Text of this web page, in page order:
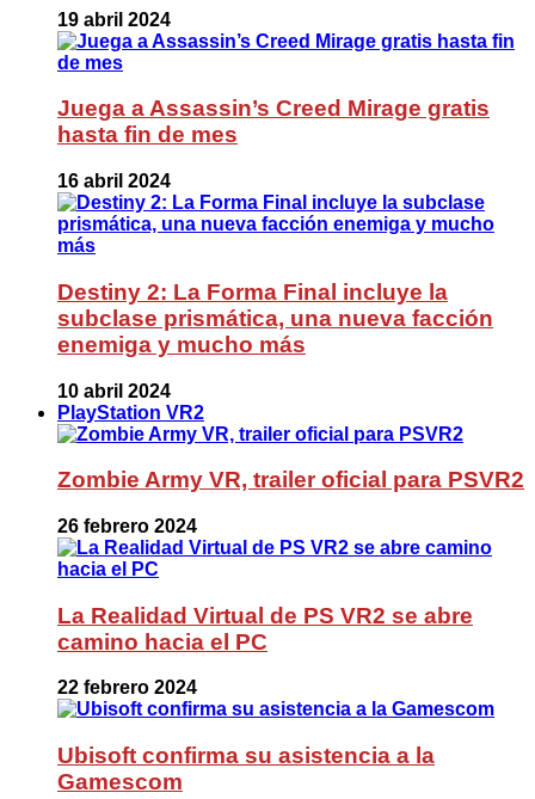
19 abril 2024
Juega a Assassin’s Creed Mirage gratis
hasta fin de mes
16 abril 2024
Destiny 2: La Forma Final incluye la
subclase prismática, una nueva facción
enemiga y mucho más
10 abril 2024
PlayStation VR2
Zombie Army VR, trailer oficial para PSVR2
26 febrero 2024
La Realidad Virtual de PS VR2 se abre
camino hacia el PC
22 febrero 2024
Ubisoft confirma su asistencia a la
Gamescom